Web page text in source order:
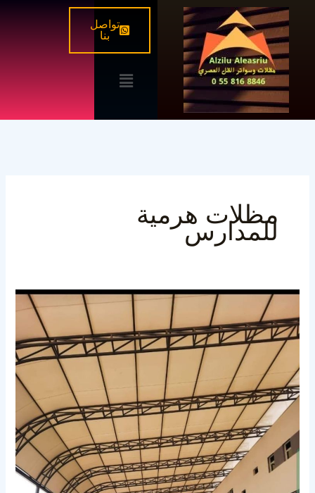
تخطي
المحتوى
تواصل
بنا
القائمة
مظلات هرمية
للمدارس
تركيب
مظلات
مدارس
في
مكة